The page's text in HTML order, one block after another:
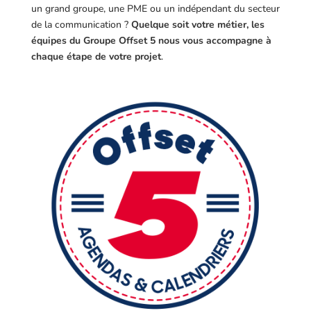
un grand groupe, une PME ou un indépendant du secteur
de la communication ? Quelque soit votre métier, les
équipes du Groupe Offset 5 nous vous accompagne à
chaque étape de votre projet.